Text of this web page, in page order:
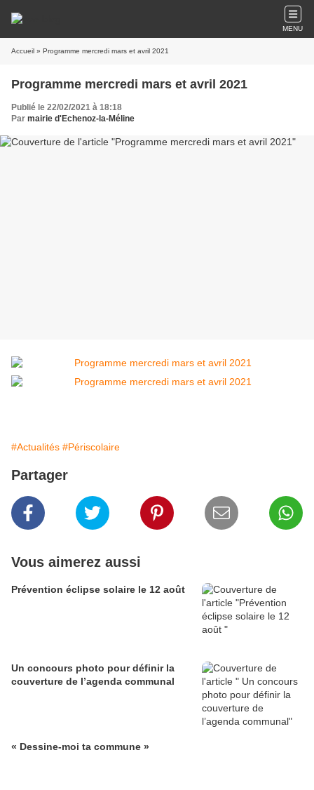
MENU
Accueil » Programme mercredi mars et avril 2021
Programme mercredi mars et avril 2021
Publié le 22/02/2021 à 18:18
Par mairie d'Echenoz-la-Méline
#Actualités #Périscolaire
Partager
Vous aimerez aussi
Prévention éclipse solaire le 12 août
Un concours photo pour définir la
couverture de l’agenda communal
« Dessine-moi ta commune »